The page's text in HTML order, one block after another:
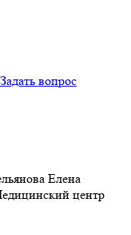
Задать вопрос
Елена
центр